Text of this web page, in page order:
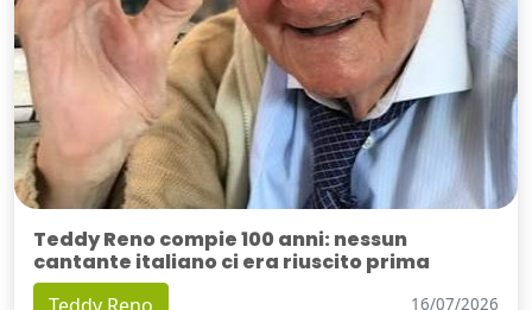
Teddy Reno compie 100 anni: nessun
cantante italiano ci era riuscito prima
Teddy Reno 16/07/2026